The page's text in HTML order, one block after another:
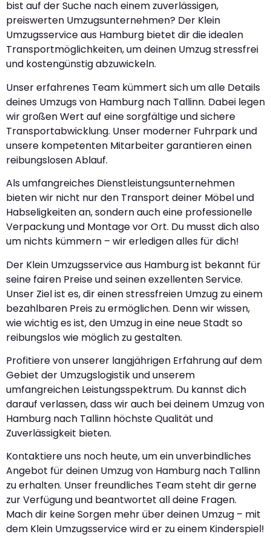
bist auf der Suche nach einem zuverlässigen,
preiswerten Umzugsunternehmen? Der Klein
Umzugsservice aus Hamburg bietet dir die idealen
Transportmöglichkeiten, um deinen Umzug stressfrei
und kostengünstig abzuwickeln.
Unser erfahrenes Team kümmert sich um alle Details
deines Umzugs von Hamburg nach Tallinn. Dabei legen
wir großen Wert auf eine sorgfältige und sichere
Transportabwicklung. Unser moderner Fuhrpark und
unsere kompetenten Mitarbeiter garantieren einen
reibungslosen Ablauf.
Als umfangreiches Dienstleistungsunternehmen
bieten wir nicht nur den Transport deiner Möbel und
Habseligkeiten an, sondern auch eine professionelle
Verpackung und Montage vor Ort. Du musst dich also
um nichts kümmern – wir erledigen alles für dich!
Der Klein Umzugsservice aus Hamburg ist bekannt für
seine fairen Preise und seinen exzellenten Service.
Unser Ziel ist es, dir einen stressfreien Umzug zu einem
bezahlbaren Preis zu ermöglichen. Denn wir wissen,
wie wichtig es ist, den Umzug in eine neue Stadt so
reibungslos wie möglich zu gestalten.
Profitiere von unserer langjährigen Erfahrung auf dem
Gebiet der Umzugslogistik und unserem
umfangreichen Leistungsspektrum. Du kannst dich
darauf verlassen, dass wir auch bei deinem Umzug von
Hamburg nach Tallinn höchste Qualität und
Zuverlässigkeit bieten.
Kontaktiere uns noch heute, um ein unverbindliches
Angebot für deinen Umzug von Hamburg nach Tallinn
zu erhalten. Unser freundliches Team steht dir gerne
zur Verfügung und beantwortet all deine Fragen.
Mach dir keine Sorgen mehr über deinen Umzug – mit
dem Klein Umzugsservice wird er zu einem Kinderspiel!